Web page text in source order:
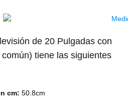
de 20 Pulgadas con
común) tiene las siguientes
cm: 50.8cm